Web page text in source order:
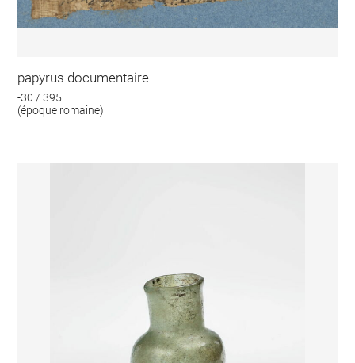
papyrus documentaire
-30 / 395
(époque romaine)